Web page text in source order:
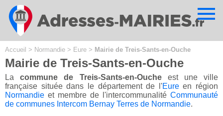
Accueil > Normandie > Eure > Mairie de Treis-Sants-en-Ouche
Mairie de Treis-Sants-en-Ouche
Lacommune de Treis-Sants-en-Oucheest une ville
française située dans le département de l'Eureen région
Normandie et membre de l'intercommunalité Communauté
de communes Intercom Bernay Terres de Normandie.
Cookies management panel